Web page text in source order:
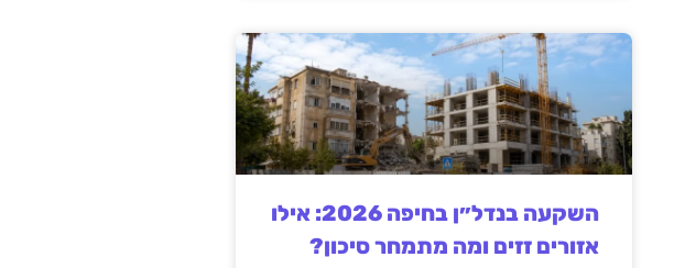
השקעה בנדל״ן בחיפה 2026: אילו
אזורים זזים ומה מתמחר סיכון?